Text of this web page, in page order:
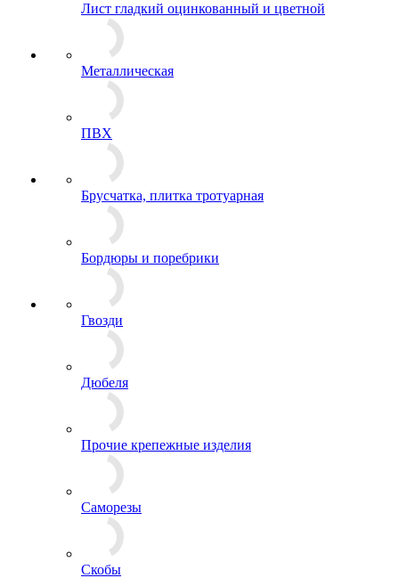
Лист гладкий оцинкованный и цветной
Металлическая
ПВХ
Брусчатка, плитка тротуарная
Бордюры и поребрики
Гвозди
Дюбеля
Прочие крепежные изделия
Саморезы
Скобы